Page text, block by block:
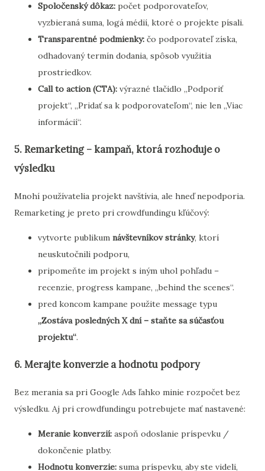
Spoločenský dôkaz: počet podporovateľov,
vyzbieraná suma, logá médií, ktoré o projekte písali.
Transparentné podmienky: čo podporovateľ získa,
odhadovaný termín dodania, spôsob využitia
prostriedkov.
Call to action (CTA): výrazné tlačidlo „Podporiť
projekt“, „Pridať sa k podporovateľom“, nie len „Viac
informácií“.
5. Remarketing – kampaň, ktorá rozhoduje o
výsledku
Mnohí používatelia projekt navštívia, ale hneď nepodporia.
Remarketing je preto pri crowdfundingu kľúčový:
vytvorte publikum návštevníkov stránky, ktorí
neuskutočnili podporu,
pripomeňte im projekt s iným uhol pohľadu –
recenzie, progress kampane, „behind the scenes“.
pred koncom kampane použite message typu
„Zostáva posledných X dní – staňte sa súčasťou
projektu“.
6. Merajte konverzie a hodnotu podpory
Bez merania sa pri Google Ads ľahko minie rozpočet bez
výsledku. Aj pri crowdfundingu potrebujete mať nastavené:
Meranie konverzií: aspoň odoslanie príspevku /
dokončenie platby.
Hodnotu konverzie: suma príspevku, aby ste videli,